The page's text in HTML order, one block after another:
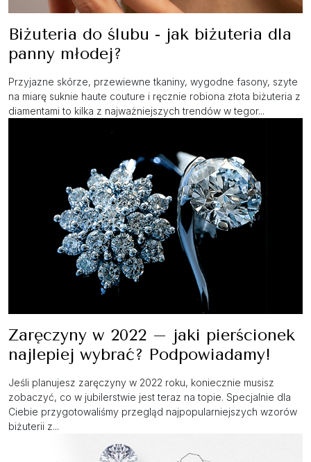
Biżuteria do ślubu - jak biżuteria dla
panny młodej?
Przyjazne skórze, przewiewne tkaniny, wygodne fasony, szyte
na miarę suknie haute couture i ręcznie robiona złota biżuteria z
diamentami to kilka z najważniejszych trendów w tegor...
Zaręczyny w 2022 – jaki pierścionek
najlepiej wybrać? Podpowiadamy!
Jeśli planujesz zaręczyny w 2022 roku, koniecznie musisz
zobaczyć, co w jubilerstwie jest teraz na topie. Specjalnie dla
Ciebie przygotowaliśmy przegląd najpopularniejszych wzorów
biżuterii z...